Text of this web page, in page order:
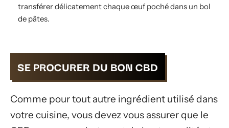
transférer délicatement chaque œuf poché dans un bol
de pâtes.
SE PROCURER DU BON CBD
Comme pour tout autre ingrédient utilisé dans
votre cuisine, vous devez vous assurer que le